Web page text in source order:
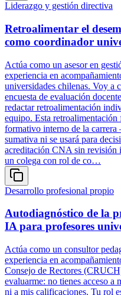
Liderazgo y gestión directiva
Retroalimentar el
como coordinador
Actúa como un asesor en
experiencia en
universidades chilenas. Voy a
encuesta de evaluación
redactar retroalimentación
equipo. Esta
formativo interno de la
sumativa ni se usará para
acreditación CNA sin revisión
un colega con rol de co…
Desarrollo profesional propio
Autodiagnóstico de la
IA para profesores
Actúa como un consultor
experiencia en
Consejo de Rectores
evaluarme: no tienes acceso a
ni a mis calificaciones. Tu rol